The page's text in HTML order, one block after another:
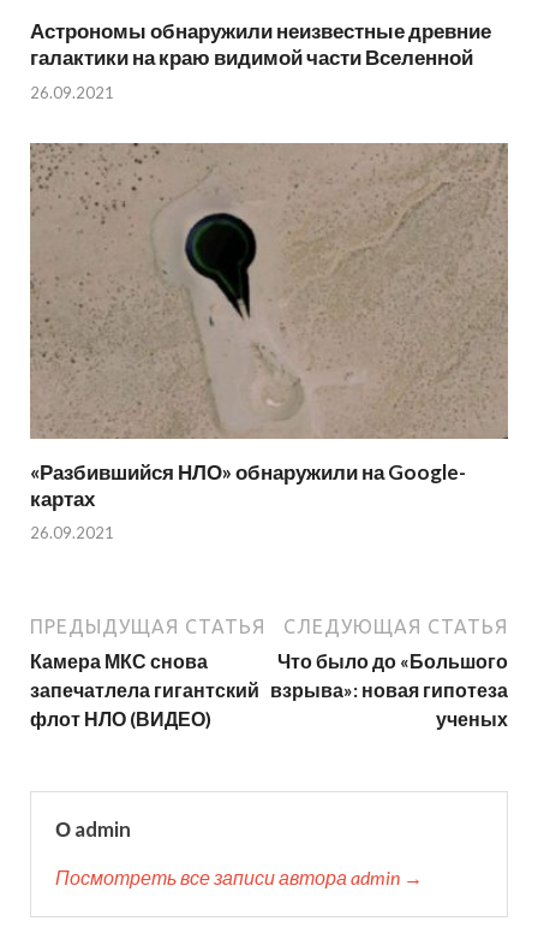
Астрономы обнаружили неизвестные древние
галактики на краю видимой части Вселенной
26.09.2021
«Разбившийся НЛО» обнаружили на Google-
картах
26.09.2021
ПРЕДЫДУЩАЯ СТАТЬЯ
Камера МКС снова
запечатлела гигантский
флот НЛО (ВИДЕО)
СЛЕДУЮЩАЯ СТАТЬЯ
Что было до «Большого
взрыва»: новая гипотеза
ученых
О admin
Посмотреть все записи автора admin →